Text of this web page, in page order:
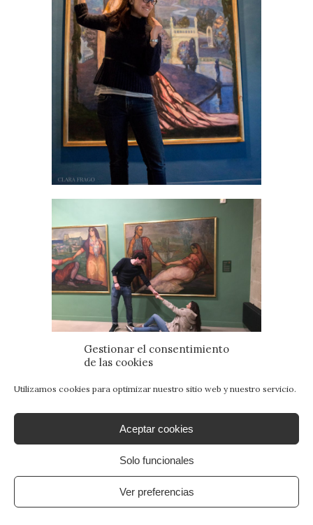
Gestionar el consentimiento
de las cookies
Utilizamos cookies para optimizar nuestro sitio web y nuestro servicio.
Aceptar cookies
Solo funcionales
Ver preferencias
musika ere hautatu genuen margolanentzat.
Nataliak Blur to the end,“Evening party”
obraren parean etzutea proposatu zigun.
Ikusi Evening party eta entzun kantahemen.